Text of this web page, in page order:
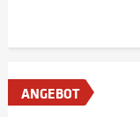
ANGEBOT